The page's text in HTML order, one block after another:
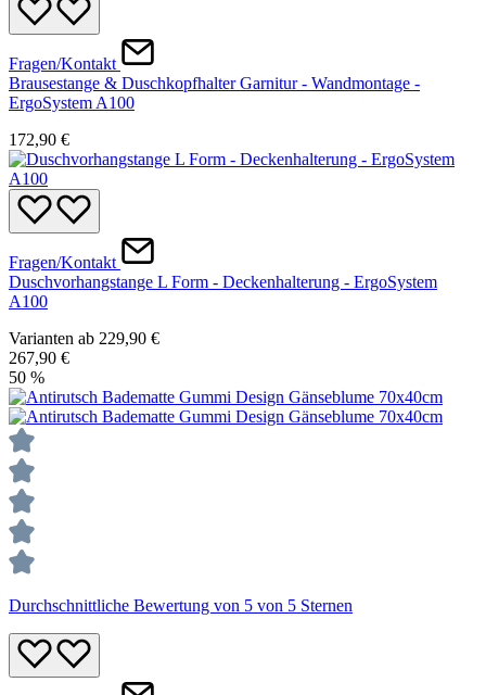
Fragen/Kontakt
Brausestange & Duschkopfhalter Garnitur - Wandmontage -
ErgoSystem A100
172,90 €
Fragen/Kontakt
Duschvorhangstange L Form - Deckenhalterung - ErgoSystem
A100
Varianten ab 229,90 €
267,90 €
50 %
Durchschnittliche Bewertung von 5 von 5 Sternen